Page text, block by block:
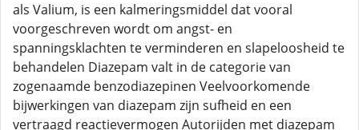
als Valium, is een kalmeringsmiddel dat vooral
voorgeschreven wordt om angst- en
spanningsklachten te verminderen en slapeloosheid te
behandelen Diazepam valt in de categorie van
zogenaamde benzodiazepinen Veelvoorkomende
bijwerkingen van diazepam zijn sufheid en een
vertraagd reactievermogen Autorijden met diazepam